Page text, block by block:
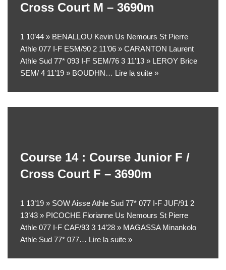
Cross Court M – 3690m
1 10’44 » BENALLOU Kevin Us Nemours St Pierre
Athle 077 I-F ESM/90 2 11’06 » CARANTON Laurent
Athle Sud 77* 093 I-F SEM/76 3 11’13 » LEROY Brice
SEM/ 4 11’19 » BOUDHN… Lire la suite »
Course 14 : Course Junior F /
Cross Court F – 3690m
1 13’19 » SOW Aisse Athle Sud 77* 077 I-F JUF/91 2
13’43 » PICOCHE Florianne Us Nemours St Pierre
Athle 077 I-F CAF/93 3 14’28 » MAGASSA Minankolo
Athle Sud 77* 077… Lire la suite »